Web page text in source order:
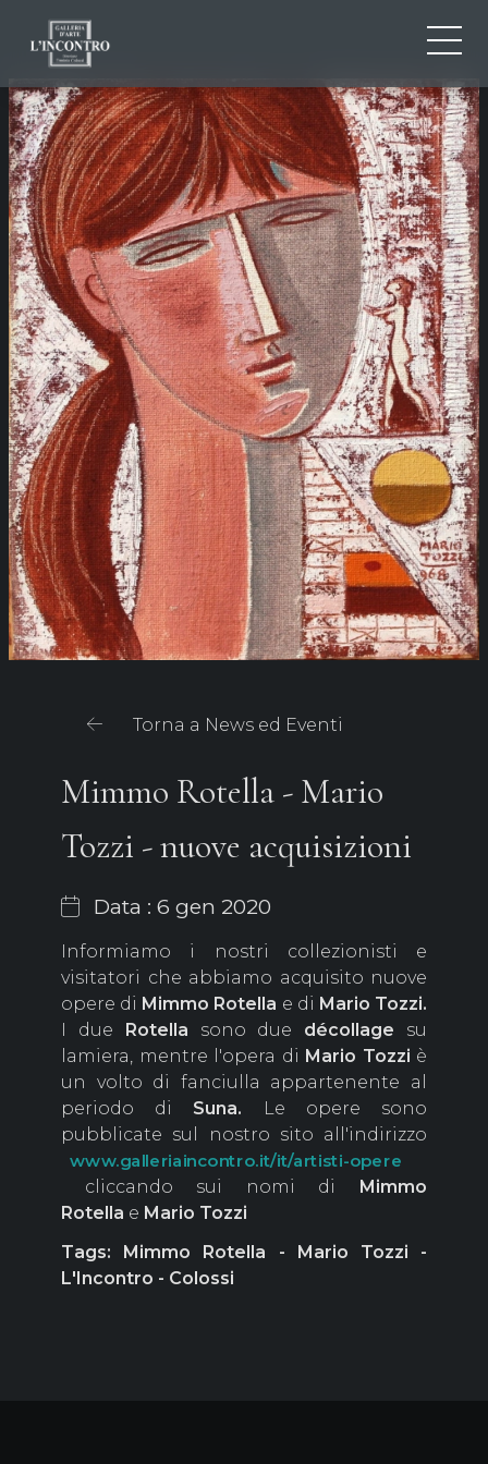
IT
EN
FR
CHI SIAMO
NEWS ED EVENTI
ARTISTI E OPERE
MOSTRE
CONTATTI
Torna a News ed Eventi
Mimmo Rotella - Mario
Tozzi - nuove acquisizioni
Data : 6 gen 2020
Informiamo i nostri collezionisti e
visitatori che abbiamo acquisito nuove
opere di Mimmo Rotella e di Mario Tozzi.
I due Rotella sono due décollage su
lamiera, mentre l'opera di Mario Tozzi è
un volto di fanciulla appartenente al
periodo di Suna.
Le opere sono
pubblicate sul nostro sito all'indirizzo
www.galleriaincontro.it/it/artisti-opere
cliccando sui nomi di Mimmo
Rotella e Mario Tozzi
Tags: Mimmo Rotella - Mario Tozzi -
L'Incontro - Colossi